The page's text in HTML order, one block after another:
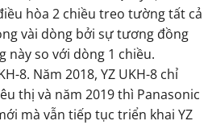
hòa 2 chiều treo tường tất cả
vài dòng bởi sự tương đồng
này so với dòng 1 chiều.
8. Năm 2018, YZ UKH-8 chỉ
thị và năm 2019 thì Panasonic
mà vẫn tiếp tục triển khai YZ